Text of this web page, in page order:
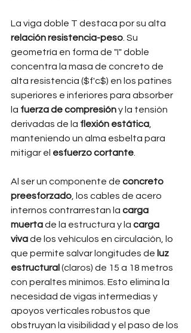
La viga doble T destaca por su alta
relación resistencia-peso . Su
geometría en forma de "I" doble
concentra la masa de concreto de
alta resistencia ($f'c$) en los patines
superiores e inferiores para absorber
la fuerza de compresión y la tensión
derivadas de la flexión estática
manteniendo un alma esbelta para
mitigar el esfuerzo cortante
Al ser un componente de concreto
preesforzado , los cables de acero
internos contrarrestan la carga
muerta de la estructura y la carga
viva de los vehículos en circulación, lo
que permite salvar longitudes de luz
estructural (claros) de 15 a 18 metros
con peraltes mínimos. Esto elimina la
necesidad de vigas intermedias y
apoyos verticales robustos que
obstruyan la visibilidad y el paso de los